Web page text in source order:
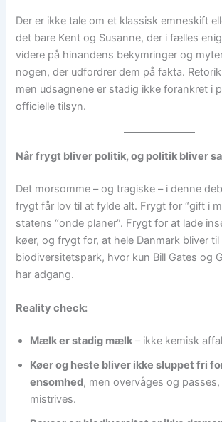
Der er ikke tale om et klassisk emneskift
det bare Kent og Susanne, der i fælles
videre på hinandens bekymringer og
nogen, der udfordrer dem på fakta.
men udsagnene er stadig ikke forankret i
officielle tilsyn.
Når frygt bliver politik, og politik bliver
Det morsomme – og tragiske – i denne
frygt får lov til at fylde alt. Frygt for “gift i
statens “onde planer”. Frygt for at lade
køer, og frygt for, at hele Danmark bliver
biodiversitetspark, hvor kun Bill Gates og
har adgang.
Reality check:
Mælk er stadig mælk – ikke kemisk
Køer og heste bliver ikke sluppet fri
ensomhed, men overvåges og
mistrives.